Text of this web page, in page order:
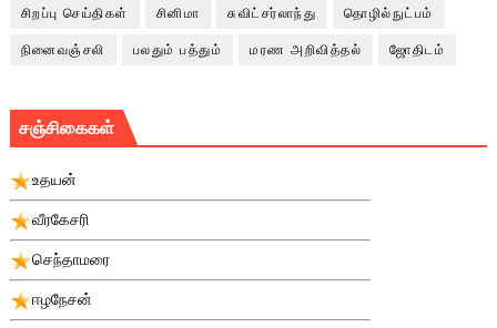
சிறப்பு செய்திகள் சினிமா சுவிட்சர்லாந்து தொழில்நுட்பம்
நினைவஞ்சலி பலதும் பத்தும் மரண அறிவித்தல் ஜோதிடம்
சஞ்சிகைகள்
உதயன்
வீரகேசரி
செந்தாமரை
ஈழநேசன்